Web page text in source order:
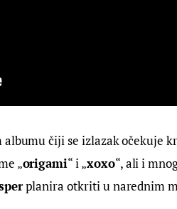
čiji se izlazak očekuje
„origami“ i „xoxo“, ali i
planira otkriti u narednim